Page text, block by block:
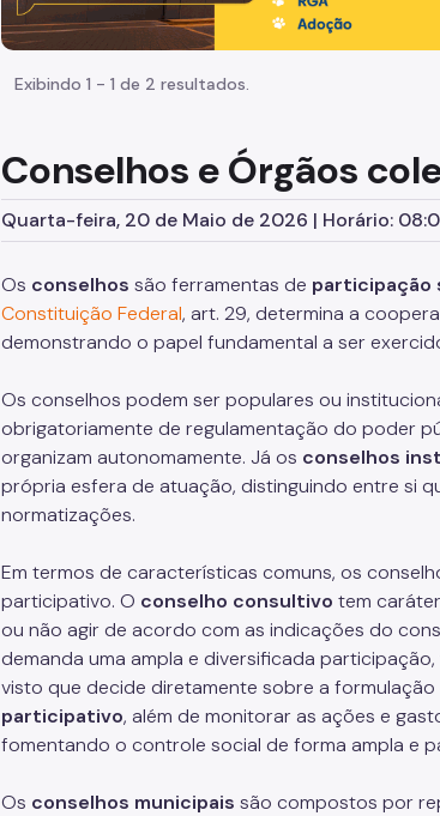
Exibindo 1 - 1 de 2 resultados.
Conselhos e Órgãos
Quarta-feira, 20 de Maio de 2026 | Horário:
Os conselhos são ferramentas de participação
Constituição Federal, art. 29, determina a
demonstrando o papel fundamental a ser
Os conselhos podem ser populares ou
obrigatoriamente de regulamentação do poder
organizam autonomamente. Já os conselhos
própria esfera de atuação, distinguindo entre si
normatizações.
Em termos de características comuns, os
participativo. O conselho consultivo tem
ou não agir de acordo com as indicações do
demanda uma ampla e diversificada
visto que decide diretamente sobre a
participativo, além de monitorar as ações e
fomentando o controle social de forma ampla e
Os conselhos municipais são compostos por